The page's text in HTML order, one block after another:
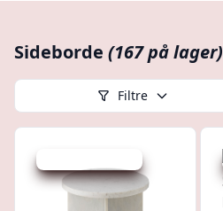
Sideborde (167 på lager)
Filtre